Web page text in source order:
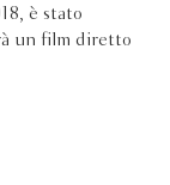
è stato
un film diretto